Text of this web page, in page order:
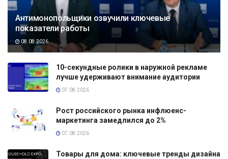
Антимонопольщики озвучили ключевые
показатели работы
08.08.2026
10-секундные ролики в наружной рекламе
лучше удерживают внимание аудитории
07.08.2026
Рост российского рынка инфлюенс-
маркетинга замедлился до 2%
07.08.2026
Товары для дома: ключевые тренды дизайна